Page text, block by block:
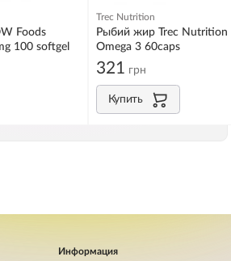
Foods
100 softgel
Trec Nutrition
Рыбий жир Trec Nutrition
Omega 3 60caps
321 грн
Купить
Информация